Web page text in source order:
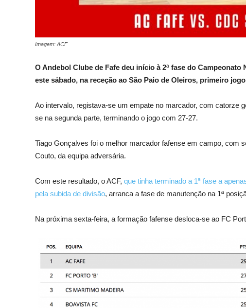
Imagem: ACF
O Andebol Clube de Fafe deu início à 2ª fase do Campeonato
este sábado, na receção ao São Paio de Oleiros, primeiro
Ao intervalo, registava-se um empate no marcador, com catorze
se na segunda parte, terminando o jogo com 27-27.
Tiago Gonçalves foi o melhor marcador fafense em campo, com
Couto, da equipa adversária.
Com este resultado, o ACF, que tinha terminado a 1ª fase a
pela subida de divisão, arranca a fase de manutenção na 1ª
Na próxima sexta-feira, a formação fafense desloca-se ao FC